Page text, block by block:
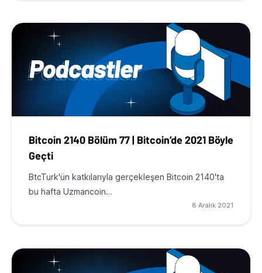
Bitcoin 2140 Bölüm 77 | Bitcoin’de 2021 Böyle
Geçti
BtcTurk'ün katkılarıyla gerçekleşen Bitcoin 2140'ta
bu hafta Uzmancoin…
8 Aralık 2021